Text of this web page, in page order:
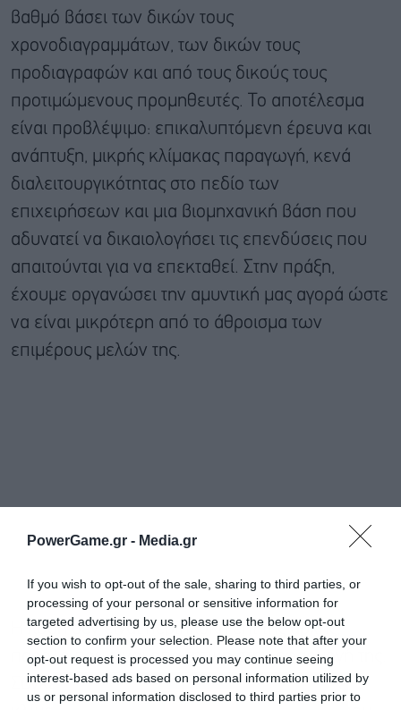
PowerGame.gr - Media.gr
If you wish to opt-out of the sale, sharing to third parties, or
processing of your personal or sensitive information for
targeted advertising by us, please use the below opt-out
section to confirm your selection. Please note that after your
opt-out request is processed you may continue seeing
interest-based ads based on personal information utilized by
us or personal information disclosed to third parties prior to
βαθμό βάσει των δικών τους
χρονοδιαγραμμάτων, των δικών τους
προδιαγραφών και από τους δικούς τους
προτιμώμενους προμηθευτές. Το αποτέλεσμα
είναι προβλέψιμο: επικαλυπτόμενη έρευνα και
ανάπτυξη, μικρής κλίμακας παραγωγή, κενά
διαλειτουργικότητας στο πεδίο των
επιχειρήσεων και μια βιομηχανική βάση που
αδυνατεί να δικαιολογήσει τις επενδύσεις που
απαιτούνται για να επεκταθεί. Στην πράξη,
έχουμε οργανώσει την αμυντική μας αγορά ώστε
να είναι μικρότερη από το άθροισμα των
επιμέρους μελών της.
Η λύση δεν είναι περίπλοκη επί της αρχής,
παρόλο που είναι απαιτητική στην εφαρμογή της.
Συγκεντρωτικές προμήθειες σε ευρωπαϊκή